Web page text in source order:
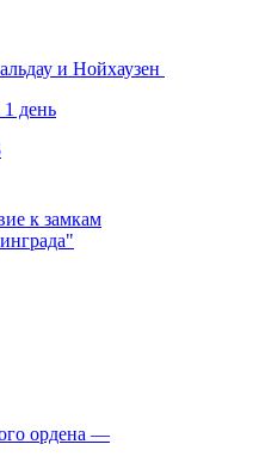
и Нойхаузен
день
ордена —